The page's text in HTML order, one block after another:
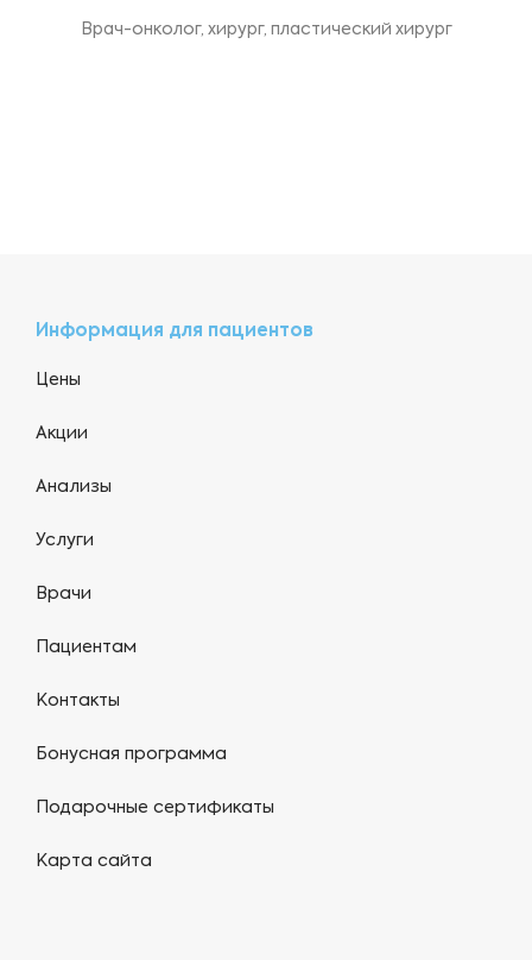
Врач-онколог, хирург, пластический хирург
Информация для пациентов
Цены
Акции
Анализы
Услуги
Врачи
Пациентам
Контакты
Бонусная программа
Подарочные сертификаты
Карта сайта